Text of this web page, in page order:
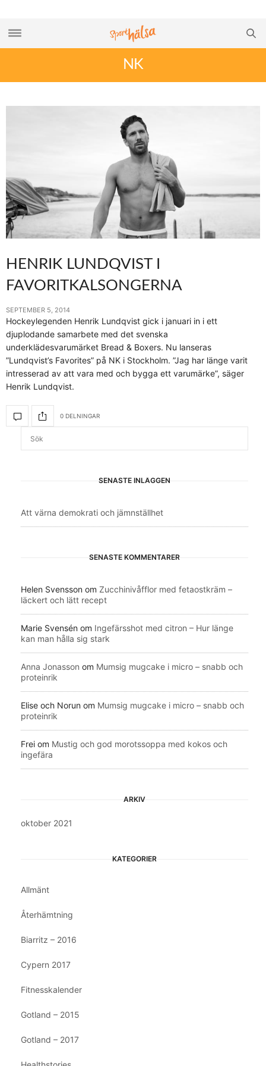
NK
HENRIK LUNDQVIST I
FAVORITKALSONGERNA
SEPTEMBER 5, 2014
Hockeylegenden Henrik Lundqvist gick i januari in i ett
djuplodande samarbete med det svenska
underklädesvarumärket Bread & Boxers. Nu lanseras
”Lundqvist’s Favorites” på NK i Stockholm. ”Jag har länge varit
intresserad av att vara med och bygga ett varumärke”, säger
Henrik Lundqvist.
0 DELNINGAR
SENASTE INLÄGGEN
Att värna demokrati och jämnställhet
SENASTE KOMMENTARER
Helen Svensson om Zucchinivåfflor med fetaostkräm –
läckert och lätt recept
Marie Svensén om Ingefärsshot med citron – Hur länge
kan man hålla sig stark
Anna Jonasson om Mumsig mugcake i micro – snabb och
proteinrik
Elise och Norun om Mumsig mugcake i micro – snabb och
proteinrik
Frei om Mustig och god morotssoppa med kokos och
ingefära
ARKIV
oktober 2021
KATEGORIER
Allmänt
Återhämtning
Biarritz – 2016
Cypern 2017
Fitnesskalender
Gotland – 2015
Gotland – 2017